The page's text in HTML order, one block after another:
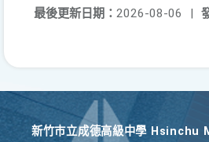
最後更新日期： 2026-08-06
|
新竹巿立成德高級中學